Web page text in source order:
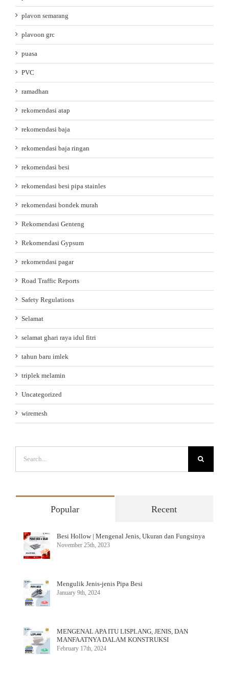
plavon semarang
plavoon grc
puasa
PVC
ramadhan
rekomendasi atap
rekomendasi baja
rekomendasi baja ringan
rekomendasi besi
rekomendasi besi pipa stainles
rekomendasi bondek murah
Rekomendasi Genteng
Rekomendasi Gypsum
rekomendasi pagar
Road Traffic Reports
Safety Regulations
Selamat
selamat ghari raya idul fitri
tahun baru imlek
triplek melamin
Uncategorized
wiremesh
for:
Popular Recent
Besi Hollow | Mengenal Jenis, Ukuran dan Fungsinya
November 25th, 2023
Mengulik Jenis-jenis Pipa Besi
January 9th, 2024
MENGENAL APA ITU LISPLANG, JENIS, DAN
MANFAATNYA DALAM KONSTRUKSI
February 17th, 2024